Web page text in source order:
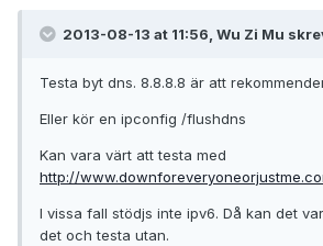
2013-08-13 at 11:56, Wu Zi Mu
Testa byt dns. 8.8.8.8 är att
Eller kör en ipconfig /flushdns
Kan vara värt att testa med
http://
I vissa fall stödjs inte ipv6. Då kan det
det och testa utan.